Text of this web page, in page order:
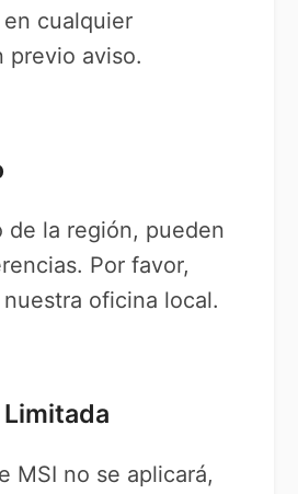
cualquier
previo aviso.
de la región, pueden
Por favor,
oficina local.
MSI no se aplicará,